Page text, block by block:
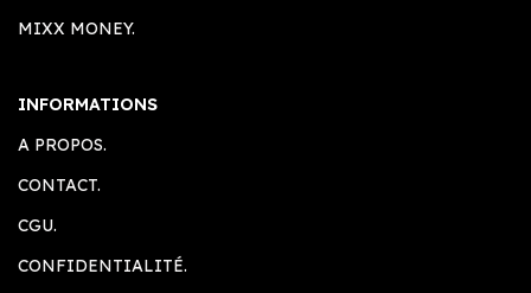
MIXX MONEY.
INFORMATIONS
A PROPOS.
CONTACT.
CGU.
CONFIDENTIALITÉ.